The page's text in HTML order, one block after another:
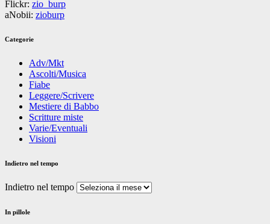
Flickr: zio_burp
aNobii: zioburp
Categorie
Adv/Mkt
Ascolti/Musica
Fiabe
Leggere/Scrivere
Mestiere di Babbo
Scritture miste
Varie/Eventuali
Visioni
Indietro nel tempo
Indietro nel tempo
In pillole